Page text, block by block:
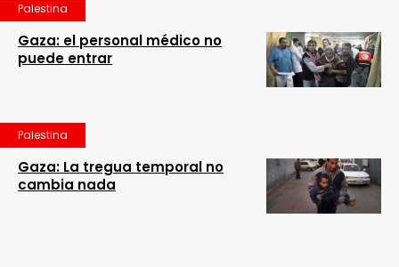
Palestina
Gaza: el personal médico no
puede entrar
Palestina
Gaza: La tregua temporal no
cambia nada